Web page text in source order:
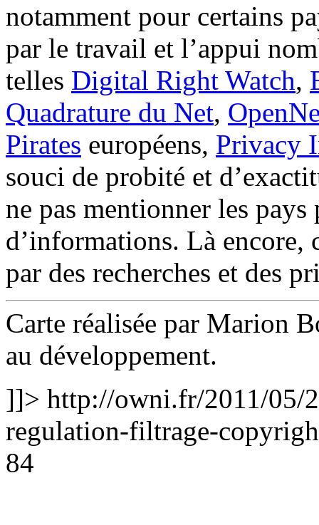
notamment pour certains
par le travail et l’appui
telles Digital Right Watch,
Quadrature du Net,
Pirates européens, Privacy
souci de probité et
ne pas mentionner les
d’informations. Là encore,
par des recherches et des
Carte réalisée par Marion
au développement.
]]> http://owni.fr/2011/05/
regulation-filtrage-
84